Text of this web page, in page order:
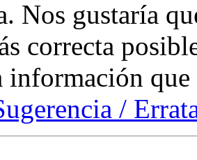
Nos gustaría
correcta
información
/